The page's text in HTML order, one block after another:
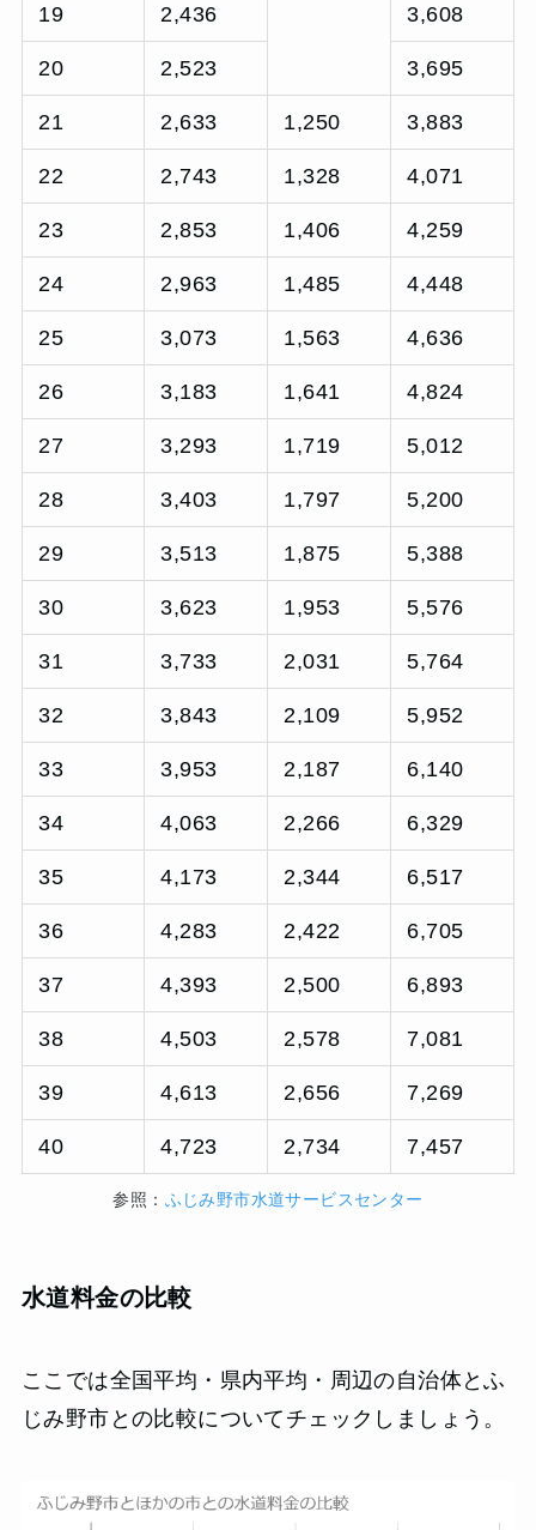
19 2,436 3,608
20 2,523 3,695
21 2,633 1,250 3,883
22 2,743 1,328 4,071
23 2,853 1,406 4,259
24 2,963 1,485 4,448
25 3,073 1,563 4,636
26 3,183 1,641 4,824
27 3,293 1,719 5,012
28 3,403 1,797 5,200
29 3,513 1,875 5,388
30 3,623 1,953 5,576
31 3,733 2,031 5,764
32 3,843 2,109 5,952
33 3,953 2,187 6,140
34 4,063 2,266 6,329
35 4,173 2,344 6,517
36 4,283 2,422 6,705
37 4,393 2,500 6,893
38 4,503 2,578 7,081
39 4,613 2,656 7,269
40 4,723 2,734 7,457
参照： ふじみ野市水道サービスセンター
水道料金の比較
ここでは全国平均・県内平均・周辺の自治体とふ
じみ野市との比較についてチェックしましょう。